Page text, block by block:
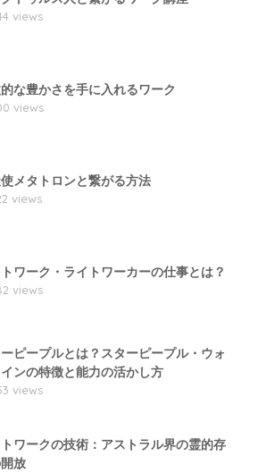
views
な豊かさを手に入れるワーク
views
メタトロンと繋がる方法
views
ワーク・ライトワーカーの仕事とは？
views
ピープルとは？スターピープル・ウォ
ンの特徴と能力の活かし方
views
ワークの技術：アストラル界の霊的存
放